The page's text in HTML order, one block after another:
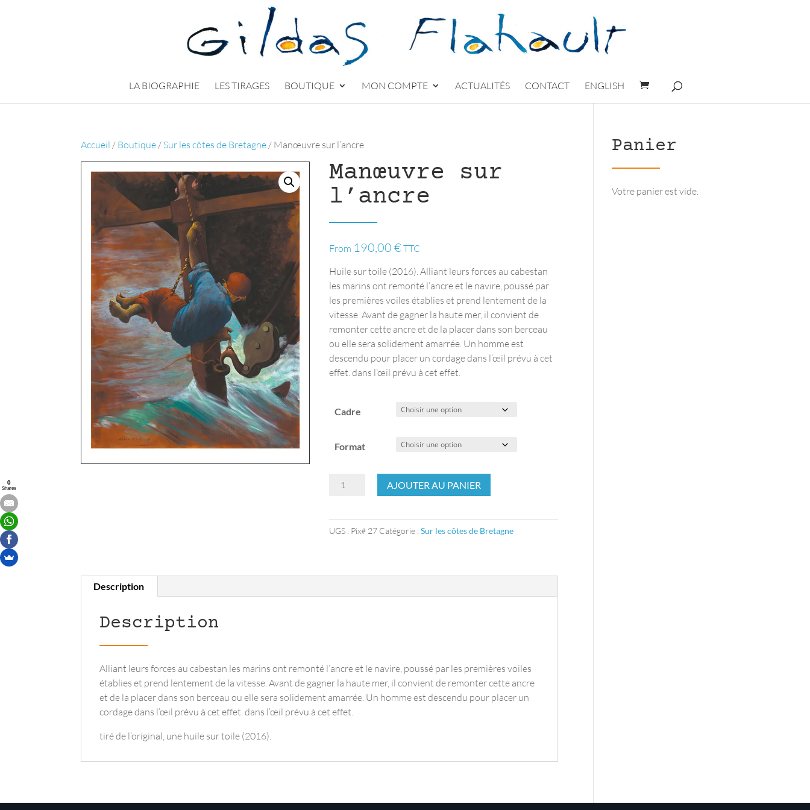
LA BIOGRAPHIE LES TIRAGES BOUTIQUE MON COMPTE ACTUALITÉS CONTACT ENGLISH
Accueil / Boutique/ Sur les côtes de Bretagne/ Manœuvre sur l’ancre
Manœuvre sur
l’ancre
From 190,00€ TTC
Huile sur toile (2016). Alliant leurs forces au cabestan
les marins ont remonté l’ancre et le navire, poussé par
les premières voiles établies et prend lentement de la
vitesse. Avant de gagner la haute mer, il convient de
remonter cette ancre et de la placer dans son berceau
ou elle sera solidement amarrée. Un homme est
descendu pour placer un cordage dans l’œil prévu à cet
effet. dans l’œil prévu à cet effet.
Cadre
Format
quantité
sur
AJOUTER AU PANIER
UGS : Pix# 27 Catégorie :Sur les côtes de Bretagne
Description
Description
Alliant leurs forces au cabestan les marins ont remonté l’ancre et le navire, poussé par les premières voiles
établies et prend lentement de la vitesse. Avant de gagner la haute mer, il convient de remonter cette ancre
et de la placer dans son berceau ou elle sera solidement amarrée. Un homme est descendu pour placer un
cordage dans l’œil prévu à cet effet. dans l’œil prévu à cet effet.
tiré de l’original, une huile sur toile (2016).
Panier
Votre panier est vide.
0
Shares